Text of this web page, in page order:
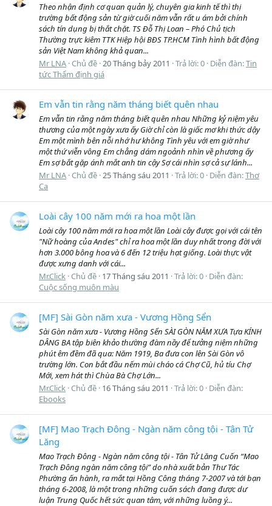
Theo nhận định cơ quan quản lý, chuyên gia kinh tế thì thị
trường bất động sản từ giờ cuối năm vẫn rất u ám bởi chính
sách tín dụng bị thắt chặt. TS Đỗ Thị Loan – Phó Chủ tịch
Thường trực kiêm TTK Hiệp hội BĐS TP.HCM Tình hình bất động
sản Việt Nam không khả quan...
Mr LNA Chủ đề 20 Tháng bảy 2011 Trả lời: 0 Diễn đàn:Tin
tức Thẩm định giá
Em vẫn tin rằng năm tháng biết quên nhau
Em vẫn tin rằng năm tháng biết quên nhau Những kỷ niệm yêu
thương của một ngày xưa ấy Giờ chỉ còn là giấc mơ khi thức dậy
Em một mình bên nỗi nhớ hư không Tình yêu với em giờ như
một thứ viễn vông Em chẳng dám ngoảnh nhìn về phương ấy
Em sợ bắt gặp ánh mắt anh tin cậy Sợ cái nhìn sợ cả sự lánh...
Mr LNA Chủ đề 25 Tháng sáu 2011 Trả lời: 0 Diễn đàn:Thơ
Ca
Loài cây 100 năm mới ra hoa một lần
Loài cây 100 năm mới ra hoa một lần Loài cây được gọi với cái tên
"Nữ hoàng của Andes" chỉ ra hoa một lần duy nhất trong đời với
hơn 3.000 bông hoa và 6 đến 12 triệu hạt giống. Loài thực vật
được xưng danh với cái...
Mr.Click Chủ đề 17 Tháng sáu 2011 Trả lời: 0 Diễn đàn:
Cuộc sống muôn màu
[MF] Sài Gòn năm xưa - Vương Hồng Sển
Sài Gòn năm xưa - Vương Hồng Sển SÀI GÒN NĂM XƯA Tựa KÍNH
DÂNG BA tập biên khảo thường đàm nầy để tưởng niệm những
phút êm đềm đã qua: Năm 1919, Ba đưa con lên Sài Gòn vô
trường lớn. Con bắt đầu nếm mùi cháo cá Chợ Cũ, hủ tíu Chợ
Mới, xem hát thì Chùa Bà Chợ Lớn...
Mr.Click Chủ đề 16 Tháng sáu 2011 Trả lời: 0 Diễn đàn:
Ebooks
[MF] Mao Trạch Đông - Ngàn năm công tội - Tân Tử
Lăng
Mao Trạch Đông - Ngàn năm công tội - Tân Tử Lăng Cuốn “Mao
Trạch Đông ngàn năm công tội” do nhà xuất bản Thư Tác
Phường ấn hành, ra mắt tại Hồng Công tháng 7-2007 và tới bạn
tháng 6-2008, là một trong những cuốn sách đang được dư
luận Trung Quốc hết sức quan tâm, với những luồng ý...